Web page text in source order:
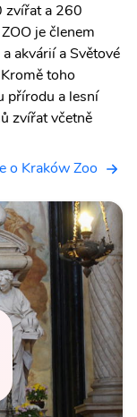
zvířat a 260
je členem
akvárií a Světové
toho
přírodu a lesní
zvířat včetně
o Kraków Zoo